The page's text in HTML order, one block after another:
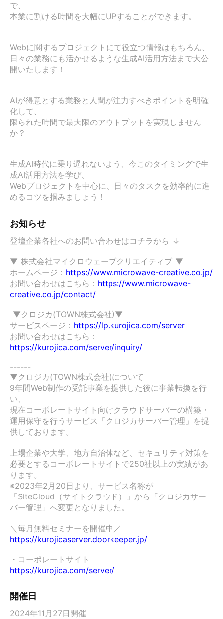
で、
本業に割ける時間を大幅にUPすることができます。
Webに関するプロジェクトにて役立つ情報はもちろん、
日々の業務にも活かせるような生成AI活用方法まで大公
開いたします！
AIが得意とする業務と人間が注力すべきポイントを明確
化して、
限られた時間で最大限のアウトプットを実現しません
か？
生成AI時代に乗り遅れないよう、今このタイミングで生
成AI活用方法を学び、
Webプロジェクトを中心に、日々のタスクを効率的に進
めるコツを掴みましょう！
お知らせ
登壇企業各社へのお問い合わせはコチラから ↓
▼ 株式会社マイクロウェーブクリエイティブ ▼
ホームページ： https://www.microwave-creative.co.jp/
お問い合わせはこちら： https://www.microwave-
creative.co.jp/contact/
サービスページ： https://lp.kurojica.com/server
お問い合わせはこちら：
https://kurojica.com/server/inquiry/
------
▼クロジカ(TOWN株式会社)について
9年間Web制作の受託事業を提供した後に事業転換を行
い、
現在コーポレートサイト向けクラウドサーバーの構築・
運用保守を行うサービス「クロジカサーバー管理」を提
供しております。
上場企業や大学、地方自治体など、セキュリティ対策を
必要とするコーポレートサイトで250社以上の実績があ
ります。
※2023年2月20日より、サービス名称が
「SiteCloud（サイトクラウド）」から「クロジカサー
バー管理」へ変更となりました。
https://kurojicaserver.doorkeeper.jp/
https://kurojica.com/server/
開催日
2024年11月27日開催